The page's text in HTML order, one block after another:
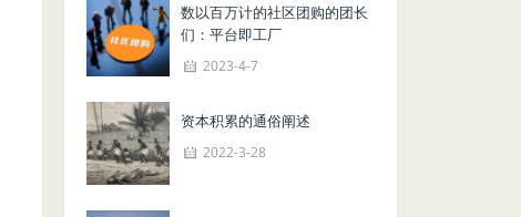
数以百万计的社区团购的团长
们：平台即工厂
2023-4-7
资本积累的通俗阐述
2022-3-28